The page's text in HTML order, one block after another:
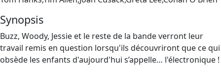
Synopsis
Buzz, Woody, Jessie et le reste de la bande verront leur
travail remis en question lorsqu'ils découvriront que ce qui
obsède les enfants d'aujourd'hui s’appelle… l'électronique !